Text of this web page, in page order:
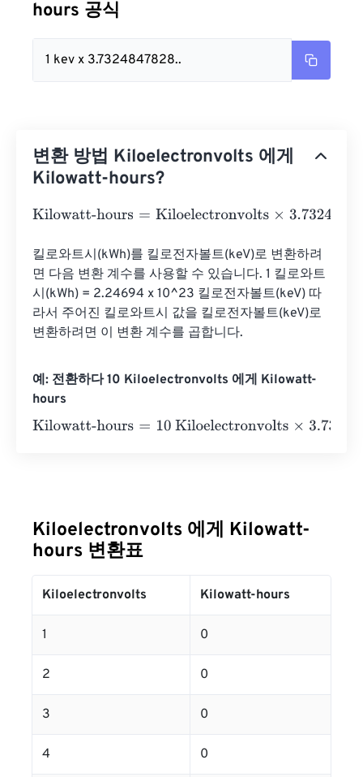
hours 공식
1 kev x 3.7324847828..
변환 방법 Kiloelectronvolts 에게
Kilowatt-hours?
Kilowatt-hours=Kiloelectronvolts×3.732484782852825
킬로와트시(kWh)를 킬로전자볼트(keV)로 변환하려
면 다음 변환 계수를 사용할 수 있습니다. 1 킬로와트
시(kWh) = 2.24694 x 10^23 킬로전자볼트(keV) 따
라서 주어진 킬로와트시 값을 킬로전자볼트(keV)로
변환하려면 이 변환 계수를 곱합니다.
예: 전환하다 10 Kiloelectronvolts 에게 Kilowatt-
hours
Kilowatt-hours=10 Kiloelectronvolts×
Kiloelectronvolts 에게 Kilowatt-
hours 변환표
Kiloelectronvolts Kilowatt-hours
1 0
2 0
3 0
4 0